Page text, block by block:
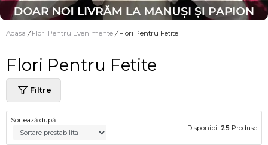
Acasa / Flori Pentru Evenimente / Flori Pentru Fetite
Flori Pentru Fetite
Filtre
Sortează după
Disponibil 25 Produse